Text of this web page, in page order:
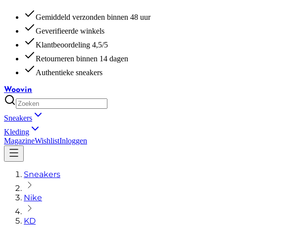
Gemiddeld verzonden binnen 48 uur
Geverifieerde winkels
Klantbeoordeling 4,5/5
Retourneren binnen 14 dagen
Authentieke sneakers
Woovin
Sneakers
Kleding
MagazineWishlistInloggen
Sneakers
Nike
KD